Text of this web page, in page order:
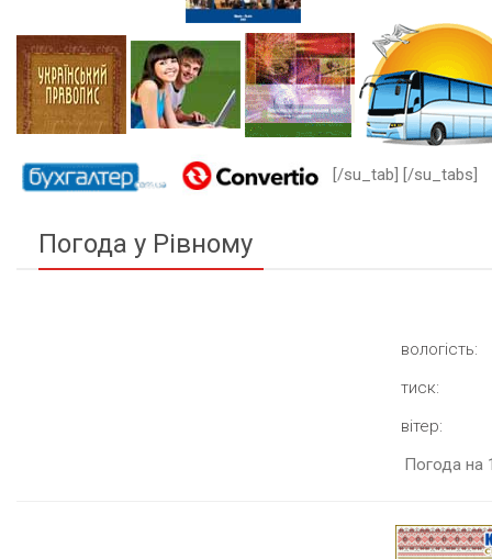
[/su_tab] [/su_tabs]
Погода у Рівному
вологість:
тиск:
вітер:
Погода на